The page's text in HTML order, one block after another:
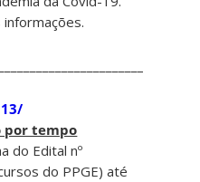
por tempo
do Edital nº
do PPGE) até